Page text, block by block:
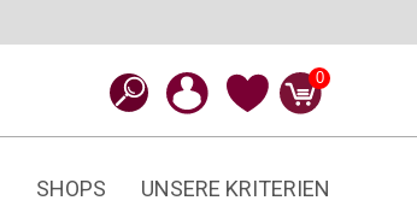
0
SHOPS UNSERE KRITERIEN